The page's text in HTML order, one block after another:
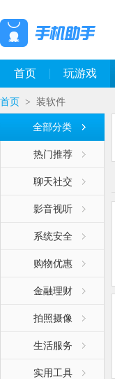
首页 玩游戏
首页 > 装软件
全部分类
热门推荐
聊天社交
影音视听
系统安全
购物优惠
金融理财
拍照摄像
生活服务
实用工具